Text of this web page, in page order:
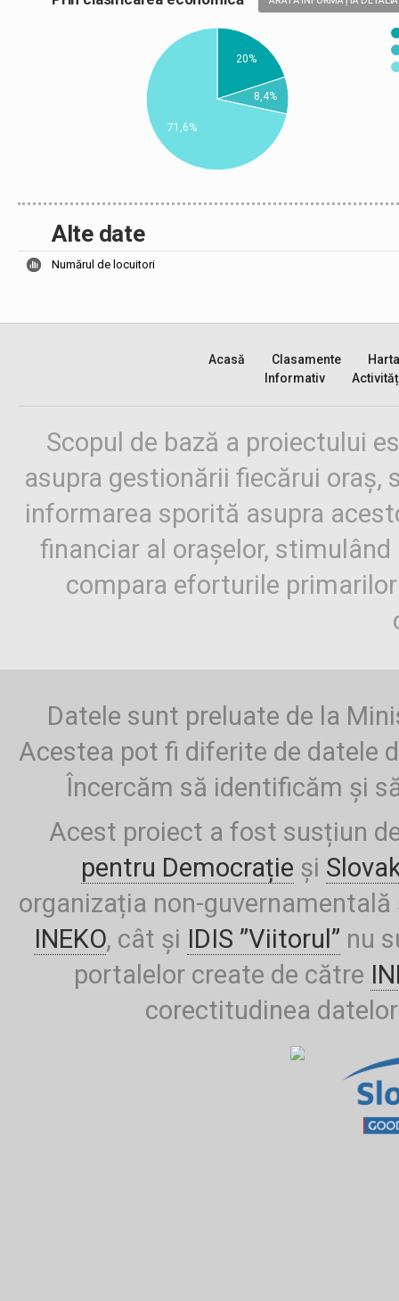
20%
8,4%
71,6%
Alte date
Numărul de locuitori
Acasă Clasamente
Harta
Informativ
Scopul de bază a proiectului
asupra gestionării fiecărui oraș,
informarea sporită asupra
financiar al orașelor,
compara eforturile
Datele sunt preluate de la
Acestea pot fi diferite de datele
Încercăm să identificăm și
Acest proiect a fost susțiun
pentru Democrație și
organizația non-
INEKO, cât și IDIS ”Viitorul” nu
portalelor create de către
corectitudinea